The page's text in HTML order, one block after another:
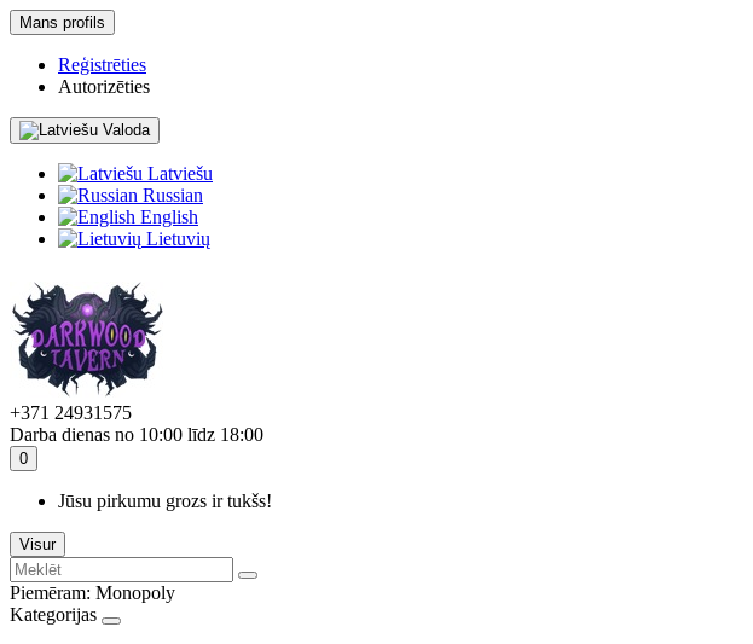
Mans profils
Reģistrēties
Autorizēties
Valoda
Latviešu
Russian
English
Lietuvių
+371 24931575
Darba dienas no 10:00 līdz 18:00
0
Jūsu pirkumu grozs ir tukšs!
Visur
Piemēram: Monopoly
Kategorijas